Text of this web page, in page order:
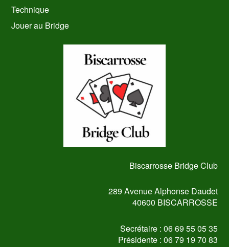
Technique
Jouer au Bridge
Biscarrosse Bridge Club
289 Avenue Alphonse Daudet
40600 BISCARROSSE
Secrétaire : 06 69 55 05 35
Présidente : 06 79 19 70 83